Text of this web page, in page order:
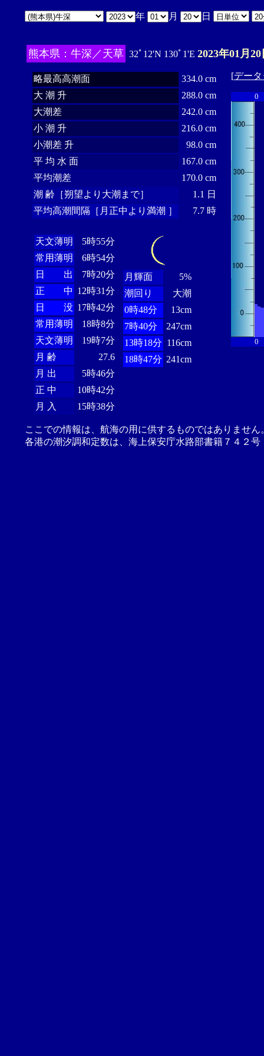
年 月 日
熊本県：牛深／天草 32ﾟ12'N 130ﾟ1'E 2023年01月
略最高高潮面
334.0 cm
大 潮 升
288.0 cm
大潮差
242.0 cm
小 潮 升
216.0 cm
小潮差 升
98.0 cm
平 均 水 面
167.0 cm
平均潮差
170.0 cm
潮 齢［朔望より大潮まで］
1.1 日
平均高潮間隔［月正中より満潮 ］
7.7 時
天文薄明
5時55分
常用薄明
6時54分
日 出
7時20分
正 中 12時31分
日 没 17時42分
常用薄明
18時8分
天文薄明
19時7分
月 齢
27.6
月 出
5時46分
正 中
10時42分
月 入
15時38分
月輝面
5%
潮回り
大潮
0時48分
13cm
7時40分
247cm
13時18分 116cm
18時47分 241cm
[デー
0
0
ここでの情報は、航海の用に供するものではありませ
各港の潮汐調和定数は、海上保安庁水路部書籍７４２